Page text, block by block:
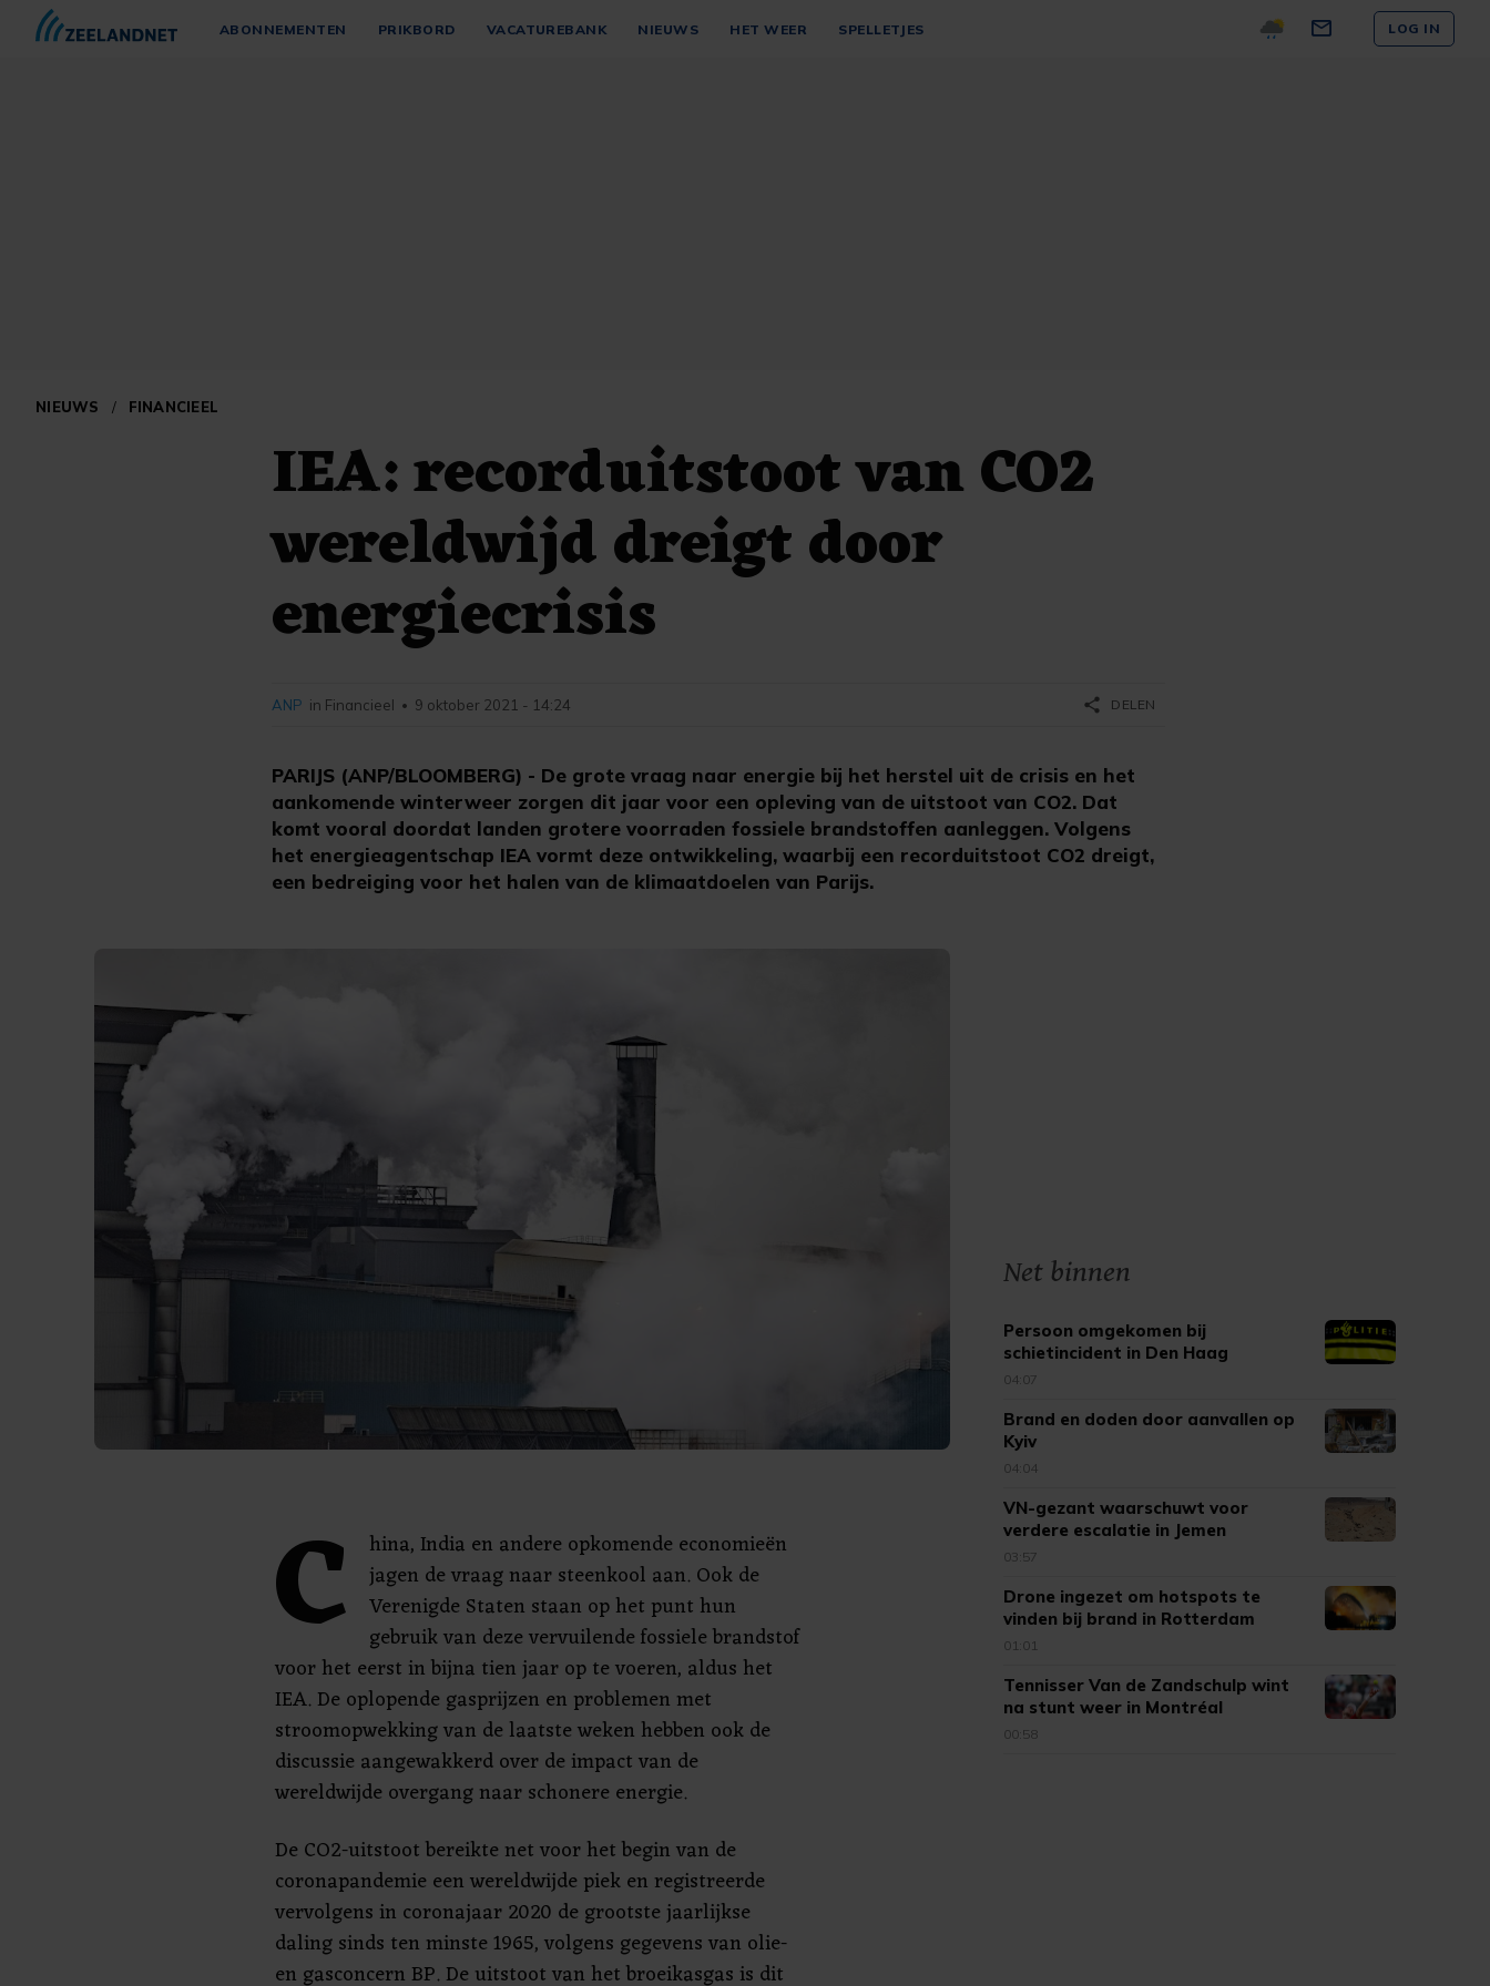
ABONNEMENTEN PRIKBORD VACATUREBANK NIEUWS HET WEER SPELLETJES LOG IN
NIEUWS / FINANCIEEL
IEA: recorduitstoot van CO2
wereldwijd dreigt door
energiecrisis
PARIJS (ANP/BLOOMBERG) - De grote vraag naar energie bij het herstel uit de crisis en het
aankomende winterweer zorgen dit jaar voor een opleving van de uitstoot van CO2. Dat
komt vooral doordat landen grotere voorraden fossiele brandstoffen aanleggen. Volgens
het energieagentschap IEA vormt deze ontwikkeling, waarbij een recorduitstoot CO2 dreigt,
een bedreiging voor het halen van de klimaatdoelen van Parijs.
ANP in Financieel • 9 oktober 2021 - 14:24 share DELEN
C
hina, India en andere opkomende economieën
jagen de vraag naar steenkool aan. Ook de
Verenigde Staten staan op het punt hun
gebruik van deze vervuilende fossiele brandstof
voor het eerst in bijna tien jaar op te voeren, aldus het
IEA. De oplopende gasprijzen en problemen met
stroomopwekking van de laatste weken hebben ook de
discussie aangewakkerd over de impact van de
wereldwijde overgang naar schonere energie.
De CO2-uitstoot bereikte net voor het begin van de
coronapandemie een wereldwijde piek en registreerde
vervolgens in coronajaar 2020 de grootste jaarlijkse
daling sinds ten minste 1965, volgens gegevens van olie-
en gasconcern BP. De uitstoot van het broeikasgas is dit
Net binnen
Persoon omgekomen bij
schietincident in Den Haag
04:07
Brand en doden door aanvallen op
Kyiv
04:04
VN-gezant waarschuwt voor
verdere escalatie in Jemen
03:57
Drone ingezet om hotspots te
vinden bij brand in Rotterdam
01:01
Tennisser Van de Zandschulp wint
na stunt weer in Montréal
00:58